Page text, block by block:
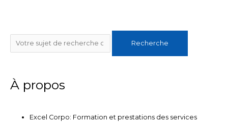
d
i
e
r
o
o
b
e
a
g
r
Rechercher
Recherche
À propos
Excel Corpo: Formation et prestations des services